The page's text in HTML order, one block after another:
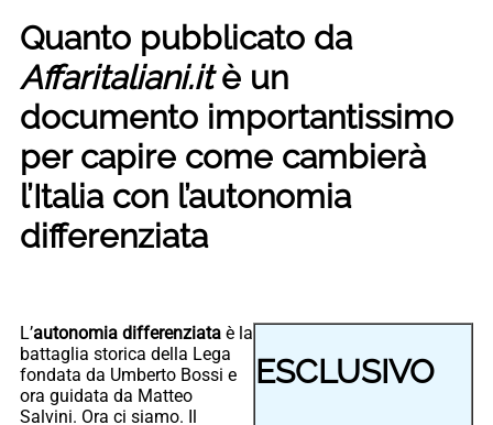
Quanto pubblicato da
Affaritaliani.itè un
documento importantissimo
per capire come cambierà
l’Italia con l’autonomia
differenziata
ESCLUSIVO
L’autonomia differenziata è la
battaglia storica della Lega
fondata da Umberto Bossi e
ora guidata da Matteo
Salvini. Ora ci siamo. Il